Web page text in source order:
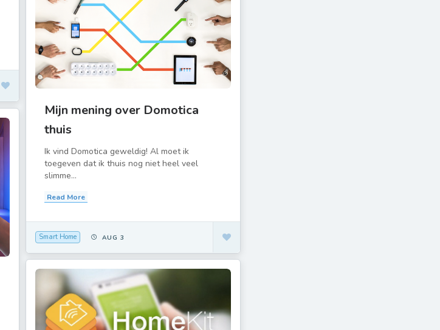
Mijn mening over Domotica
thuis
Ik vind Domotica geweldig! Al moet ik
toegeven dat ik thuis nog niet heel veel
slimme...
Read More
Smart Home AUG 3